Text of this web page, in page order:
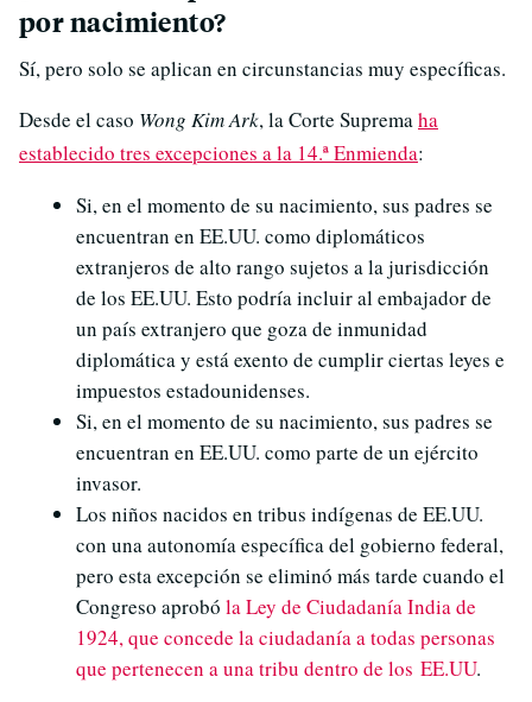
por nacimiento?
Sí, pero solo se aplican en circunstancias muy específicas.
Desde el caso Wong Kim Ark, la Corte Supremaha
establecido tres excepciones a la 14.ª Enmienda:
Si, en el momento de su nacimiento, sus padres se
encuentran en EE.UU. como diplomáticos
extranjeros de alto rango sujetos a la jurisdicción
de los EE.UU. Esto podría incluir al embajador de
un país extranjero que goza de inmunidad
diplomática y está exento de cumplir ciertas leyes e
impuestos estadounidenses.
Si, en el momento de su nacimiento, sus padres se
encuentran en EE.UU. como parte de un ejército
invasor.
Los niños nacidos en tribus indígenas de EE.UU.
con una autonomía específica del gobierno federal,
pero esta excepción se eliminó más tarde cuando el
Congreso aprobó la Ley de Ciudadanía India de
1924, que concede la ciudadanía a todas personas
que pertenecen a una tribu dentro de los EE.UU.